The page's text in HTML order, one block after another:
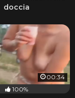
doccia
00:34
100%